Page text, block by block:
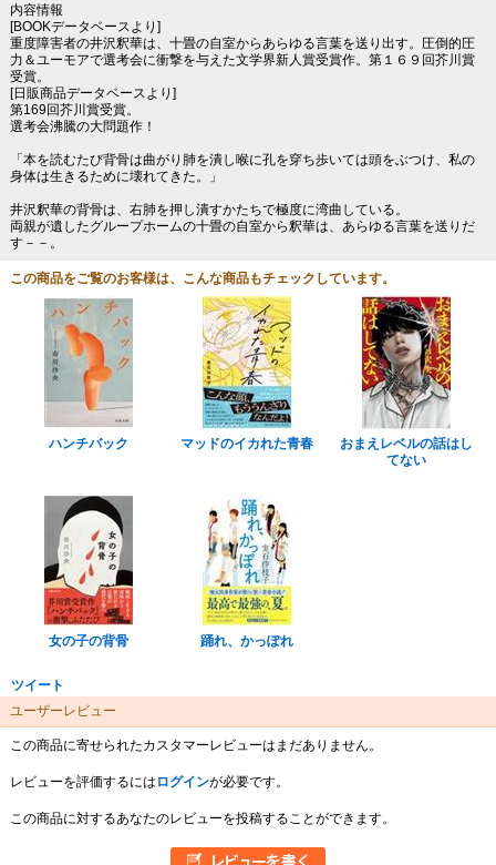
内容情報
[BOOKデータベースより]
重度障害者の井沢釈華は、十畳の自室からあらゆる言葉を送り出す。圧倒的圧
力＆ユーモアで選考会に衝撃を与えた文学界新人賞受賞作。第１６９回芥川賞
受賞。
[日販商品データベースより]
第169回芥川賞受賞。
選考会沸騰の大問題作！
「本を読むたび背骨は曲がり肺を潰し喉に孔を穿ち歩いては頭をぶつけ、私の
身体は生きるために壊れてきた。」
井沢釈華の背骨は、右肺を押し潰すかたちで極度に湾曲している。
両親が遺したグループホームの十畳の自室から釈華は、あらゆる言葉を送りだ
す－－。
この商品をご覧のお客様は、こんな商品もチェックしています。
ハンチバック マッドのイカれた青春
おまえレベルの話はし
てない
女の子の背骨 踊れ、かっぽれ
ツイート
ユーザーレビュー
この商品に寄せられたカスタマーレビューはまだありません。
レビューを評価するには ログインが必要です。
この商品に対するあなたのレビューを投稿することができます。